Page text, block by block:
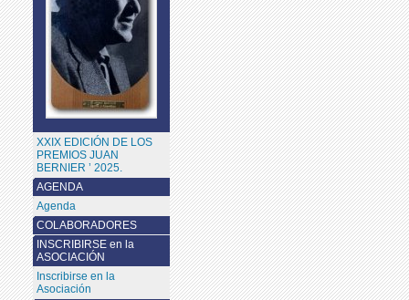
AGENDA
Agenda
COLABORADORES
INSCRIBIRSE en la
ASOCIACIÓN
Inscribirse en la
Asociación
XXIX EDICIÓN DE LOS
PREMIOS JUAN
BERNIER ’ 2025.